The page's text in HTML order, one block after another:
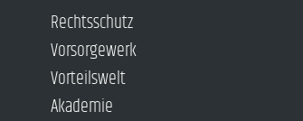
Rechtsschutz
Vorsorgewerk
Vorteilswelt
Akademie